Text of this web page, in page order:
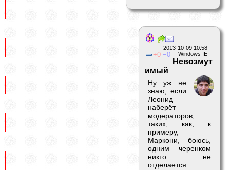
2013-10-09 10:58
Windows IE
0 0
Невозмут
имый
Ну уж не
знаю, если
Леонид
наберёт
модераторов,
таких, как, к
примеру,
Маркони, боюсь,
одним черенком
никто не
отделается.